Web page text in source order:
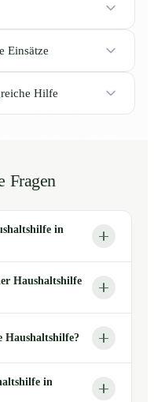
Einsätze
Hilfe
Fragen
in
Haushaltshilfe
Haushaltshilfe?
in